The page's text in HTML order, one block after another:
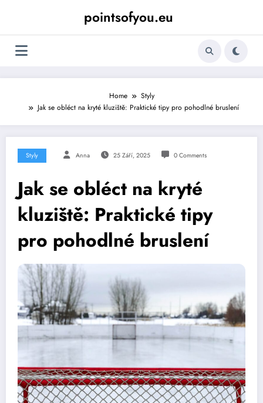
pointsofyou.eu
Home
Styly
Jak se obléct na kryté kluziště: Praktické tipy pro pohodlné bruslení
Styly Anna 25 Září, 2025 0 Comments
Jak se obléct na kryté
kluziště: Praktické tipy
pro pohodlné bruslení